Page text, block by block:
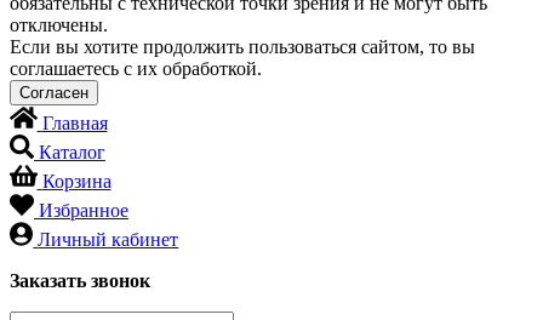
отключены.
Если вы хотите продолжить пользоваться сайтом, то вы
соглашаетесь с их обработкой.
Главная
Каталог
Корзина
Избранное
Личный кабинет
Заказать звонок